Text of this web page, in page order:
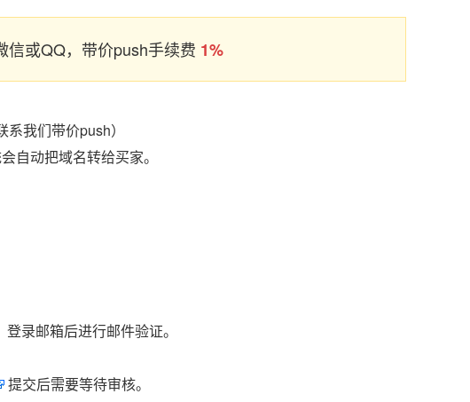
或QQ，带价push手续费 1%
系我们带价push）
自动把域名转给买家。
录邮箱后进行邮件验证。
提交后需要等待审核。